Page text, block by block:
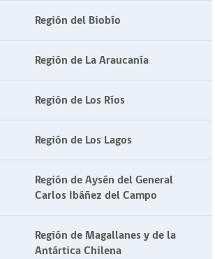
Región del Biobío
Región de La Araucanía
Región de Los Ríos
Región de Los Lagos
Región de Aysén del General
Carlos Ibáñez del Campo
Región de Magallanes y de la
Antártica Chilena